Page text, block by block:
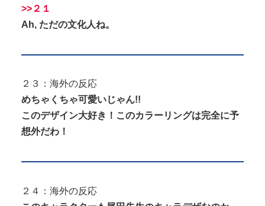
>>２１
Ah, ただの文化人ね。
２３：海外の反応
めちゃくちゃ可愛いじゃん!!
このデザイン大好き！このカラーリングは完全に予
想外だわ！
２４：海外の反応